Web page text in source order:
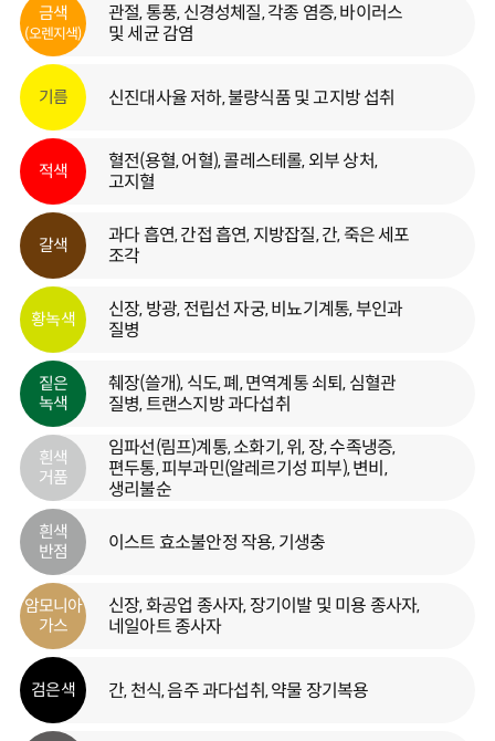
금색
(오렌지색)
관절, 통풍, 신경성체질, 각종 염증, 바이러스
및 세균 감염
기름 신진대사율 저하, 불량식품 및 고지방 섭취
적색
혈전(용혈, 어혈), 콜레스테롤, 외부 상처,
고지혈
갈색
과다 흡연, 간접 흡연, 지방잡질, 간, 죽은 세포
조각
황녹색
신장, 방광, 전립선 자궁, 비뇨기계통, 부인과
질병
짙은
녹색
췌장(쓸개), 식도, 폐, 면역계통 쇠퇴, 심혈관
질병, 트랜스지방 과다섭취
흰색
거품
임파선(림프)계통, 소화기, 위, 장, 수족냉증,
편두통, 피부과민(알레르기성 피부), 변비,
생리불순
흰색
반점
이스트 효소불안정 작용, 기생충
암모니아
가스
신장, 화공업 종사자, 장기이발 및 미용 종사자,
네일아트 종사자
검은색 간, 천식, 음주 과다섭취, 약물 장기복용